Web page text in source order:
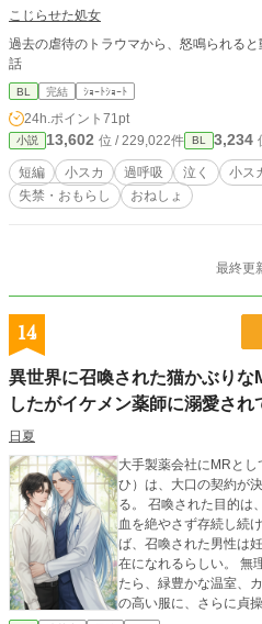
こじらせた処女
過去の虐待のトラウマから、怒鳴られる
話
BL 完結 ｼｮｰﾄｼｮｰﾄ
24h.ポイント 71pt
小説 13,602 位 / 229,022件 BL 3,234
短編 小スカ 過呼吸 泣く 小ス
失禁・おもらし
おねしょ
最終更
14
異世界に召喚された猫かぶりな
したがイケメン薬師に溺愛され
日夏
大手製薬会社にMRと
ひ）は、大口の契約が
る。 召喚された目的は
血を絶やさず存続し続
ば、召喚された男性は
在になれるらしい。 無
たら、緑豊かな温室、
の高い服に、さらに貞